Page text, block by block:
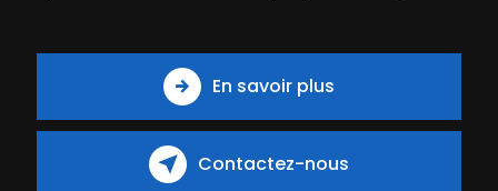
En savoir plus
Contactez-nous